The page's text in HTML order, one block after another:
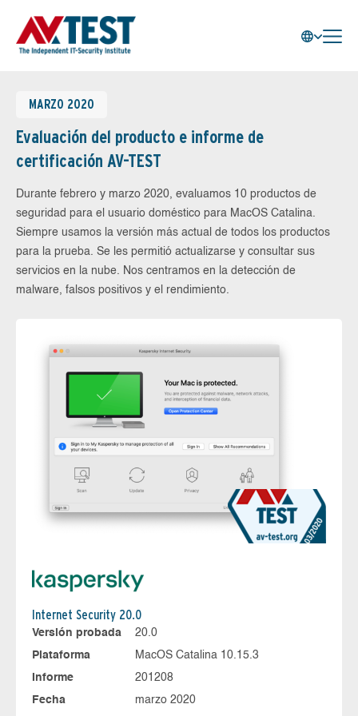
MARZO 2020
Evaluación del producto e informe de
certificación AV-TEST
Durante febrero y marzo 2020, evaluamos 10 productos de
seguridad para el usuario doméstico para MacOS Catalina.
Siempre usamos la versión más actual de todos los productos
para la prueba. Se les permitió actualizarse y consultar sus
servicios en la nube. Nos centramos en la detección de
malware, falsos positivos y el rendimiento.
Internet Security 20.0
Versión probada
20.0
Plataforma
MacOS Catalina 10.15.3
Informe
201208
Fecha
marzo 2020